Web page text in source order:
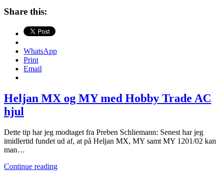
Share this:
WhatsApp
Print
Email
Heljan MX og MY med Hobby Trade AC
hjul
Dette tip har jeg modtaget fra Preben Schliemann: Senest har jeg
imidlertid fundet ud af, at på Heljan MX, MY samt MY 1201/02 kan
man…
Continue readingHeljan